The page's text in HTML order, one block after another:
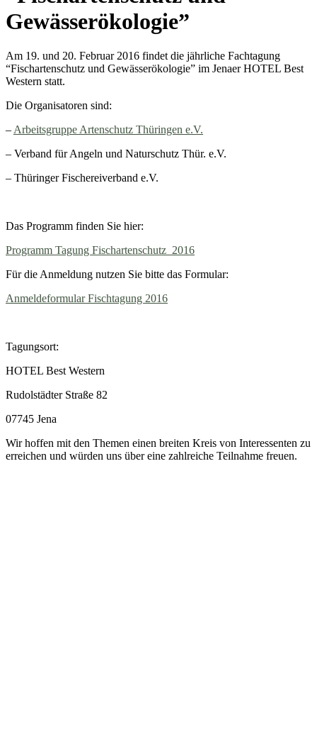
Gewässerökologie”
Am 19. und 20. Februar 2016 findet die jährliche Fachtagung
“Fischartenschutz und Gewässerökologie” im Jenaer HOTEL Best
Western statt.
Die Organisatoren sind:
– Arbeitsgruppe Artenschutz Thüringen e.V.
– Verband für Angeln und Naturschutz Thür. e.V.
– Thüringer Fischereiverband e.V.
Das Programm finden Sie hier:
Programm Tagung Fischartenschutz_2016
Für die Anmeldung nutzen Sie bitte das Formular:
Anmeldeformular Fischtagung 2016
Tagungsort:
HOTEL Best Western
Rudolstädter Straße 82
07745 Jena
Wir hoffen mit den Themen einen breiten Kreis von Interessenten zu
erreichen und würden uns über eine zahlreiche Teilnahme freuen.